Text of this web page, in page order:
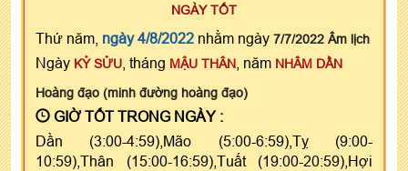
NGÀY TỐT
Thứ năm, ngày 4/8/2022 nhằm ngày 7/7/2022 Âm lịch
Ngày KỶ SỬU , tháng MẬU THÂN , năm NHÂM DẦN
Hoàng đạo (minh đường hoàng đạo)
GIỜ TỐT TRONG NGÀY :
Dần (3:00-4:59),Mão (5:00-6:59),Tỵ (9:00-
10:59),Thân (15:00-16:59),Tuất (19:00-20:59),Hợi